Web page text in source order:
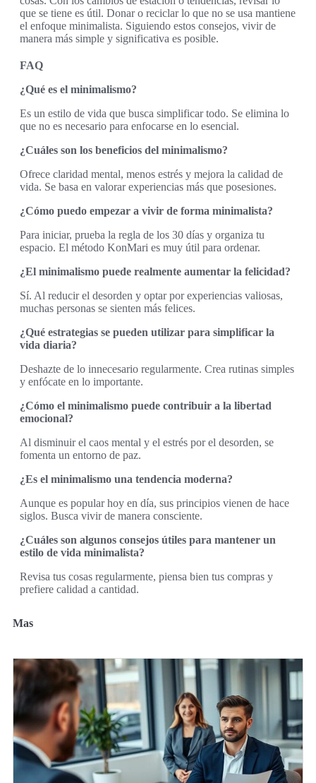
que se tiene es útil. Donar o reciclar lo que no se usa mantiene
el enfoque minimalista. Siguiendo estos consejos, vivir de
manera más simple y significativa es posible.
FAQ
¿Qué es el minimalismo?
Es un estilo de vida que busca simplificar todo. Se elimina lo
que no es necesario para enfocarse en lo esencial.
¿Cuáles son los beneficios del minimalismo?
Ofrece claridad mental, menos estrés y mejora la calidad de
vida. Se basa en valorar experiencias más que posesiones.
¿Cómo puedo empezar a vivir de forma minimalista?
Para iniciar, prueba la regla de los 30 días y organiza tu
espacio. El método KonMari es muy útil para ordenar.
¿El minimalismo puede realmente aumentar la felicidad?
Sí. Al reducir el desorden y optar por experiencias valiosas,
muchas personas se sienten más felices.
¿Qué estrategias se pueden utilizar para simplificar la
vida diaria?
Deshazte de lo innecesario regularmente. Crea rutinas simples
y enfócate en lo importante.
¿Cómo el minimalismo puede contribuir a la libertad
emocional?
Al disminuir el caos mental y el estrés por el desorden, se
fomenta un entorno de paz.
¿Es el minimalismo una tendencia moderna?
Aunque es popular hoy en día, sus principios vienen de hace
siglos. Busca vivir de manera consciente.
¿Cuáles son algunos consejos útiles para mantener un
estilo de vida minimalista?
Revisa tus cosas regularmente, piensa bien tus compras y
prefiere calidad a cantidad.
Mas